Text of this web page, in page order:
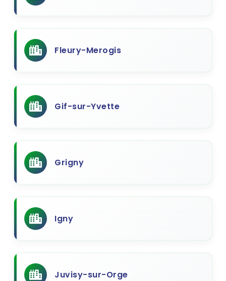
Fleury-Merogis
Gif-sur-Yvette
Grigny
Igny
Juvisy-sur-Orge